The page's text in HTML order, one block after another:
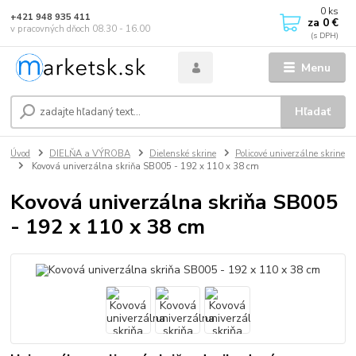
Menu
Hľadať
+421 948 935 411
v pracovných dňoch 08.30 - 16.00
0 ks
za 0 €
Úvod DIELŇA a VÝROBA Dielenské skrine
Policové univerzálne skrine
Kovová univerzálna skriňa SB005 - 192 x 110 x 38 cm
Kovová univerzálna skriňa SB005
- 192 x 110 x 38 cm